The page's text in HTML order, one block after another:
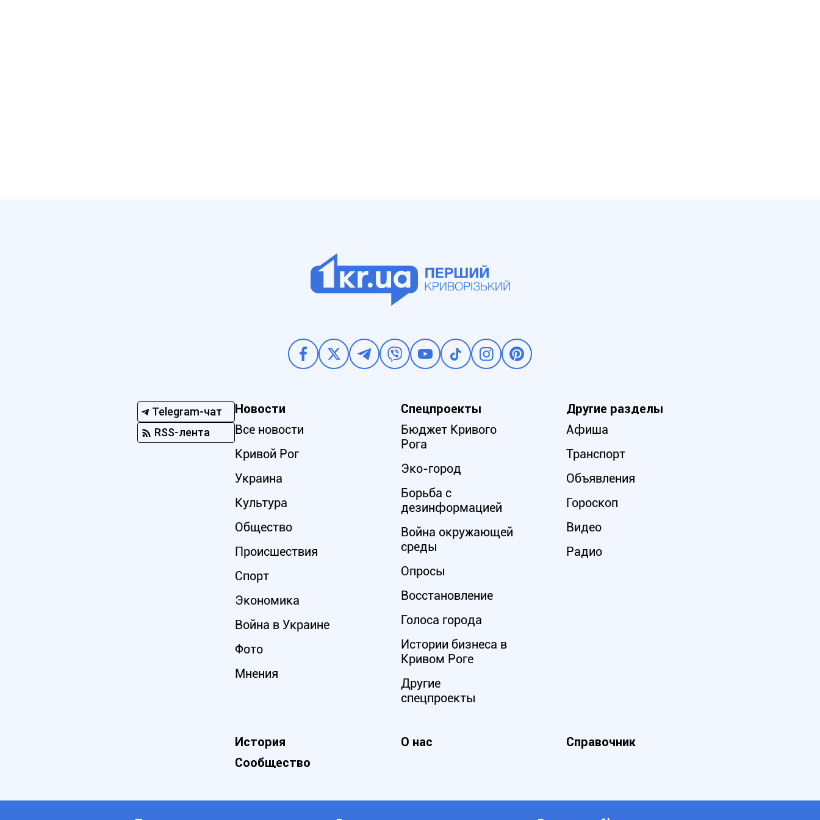
Telegram-чат
RSS-лента
Новости
Все новости
Кривой Рог
Украина
Культура
Общество
Происшествия
Спорт
Экономика
Война в Украине
Фото
Мнения
Спецпроекты
Бюджет Кривого
Рога
Эко-город
Борьба с
дезинформацией
Война окружающей
среды
Опросы
Восстановление
Голоса города
Истории бизнеса в
Кривом Роге
Другие
спецпроекты
Другие разделы
Афиша
Транспорт
Объявления
Гороскоп
Видео
Радио
История О нас
Справочник
Сообщество